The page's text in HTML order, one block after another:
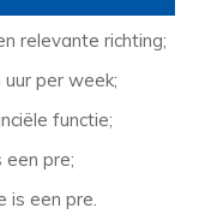
relevante richting;
per week;
functie;
een pre;
is een pre.